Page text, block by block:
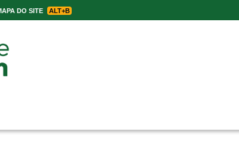
DO SITE ALT+B